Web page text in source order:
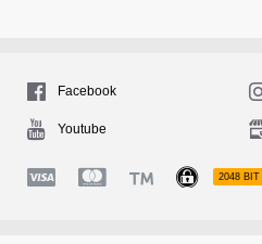
Facebook
Youtube
2048 BIT